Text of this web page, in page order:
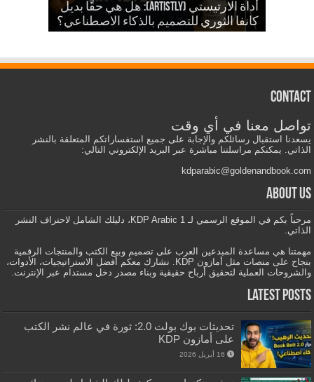
أداة الارتيستي (Artistly): هل هي حقًا بديل
كانفا الثوري للتصميم بالذكاء الاصطناعي؟
الذكاء الاصطناعي في الكي دي بي
للذكاء الاصطناعي في تصميمات KDP
والمزيد
Contact
تواصل معنا في أي وقت
يسعدنا استقبال رسائلكم والإجابة على جميع استفساراتكم المتعلقة بالنشر
الذاتي. يمكنكم مراسلتنا مباشرة عبر البريد الإلكتروني التالي:
kdparabic@goldenandbook.com
About us
مرحباً بكم في الموقع الرسمي لـ KDP Arabic 1، دليلك الشامل لاحتراف النشر
الذاتي.
مهمتنا هي مساعدة المبدعين العرب على تصميم وبيع الكتب والمنتجات الرقمية
بنجاح على منصات مثل أمازون KDP. نشارك معكم أفضل الاستراتيجيات، الأدوات،
والشروحات العملية لتحقيق أرباح حقيقية وبناء مصدر دخل مستدام عبر الإنترنت.
Latest Posts
تحديثات بوك بولت 2.0: ثورة في عالم نشر الكتب
على أمازون KDP
16 أبريل 2026